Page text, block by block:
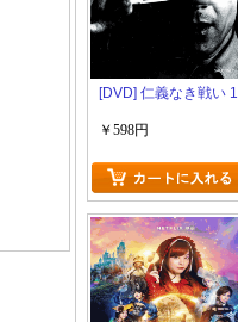
[DVD] 仁義なき戦い 1
￥598円